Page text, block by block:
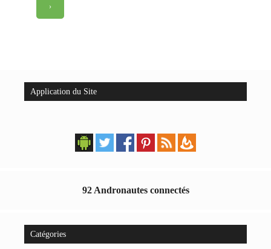
Application du Site
92 Andronautes connectés
Catégories